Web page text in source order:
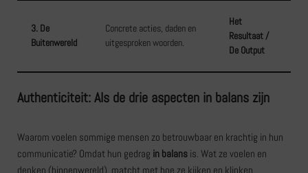
3. De
Buitenwereld
Concrete acties, daden en
uitgesproken woorden.
Het
Resultaat /
De Output
Authenticiteit: Als de drie aspecten in balans zijn
Waarom voelen sommige mensen zo betrouwbaar en krachtig in hun
communicatie? Omdat hun gedrag in balans is. Wat ze voelen en
denken (binnenwereld), matcht met hoe ze kijken en klinken